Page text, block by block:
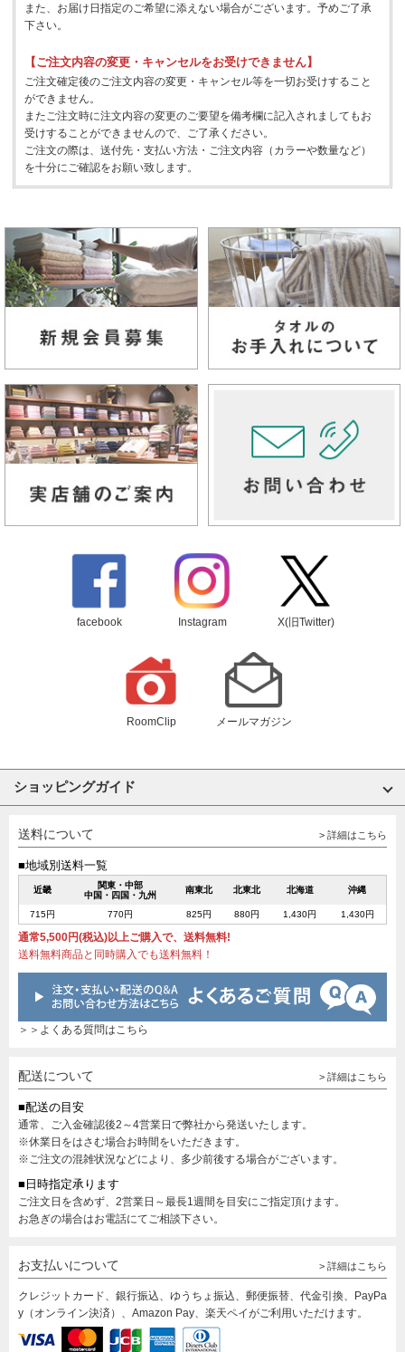
また、お届け日指定のご希望に添えない場合がございます。予めご了承
下さい。
【ご注文内容の変更・キャンセルをお受けできません】
ご注文確定後のご注文内容の変更・キャンセル等を一切お受けすること
ができません。
またご注文時に注文内容の変更のご要望を備考欄に記入されましてもお
受けすることができませんので、ご了承ください。
ご注文の際は、送付先・支払い方法・ご注文内容（カラーや数量など）
を十分にご確認をお願い致します。
facebook Instagram X(旧Twitter)
RoomClip メールマガジン
ショッピングガイド
送料について > 詳細はこちら
■地域別送料一覧
近畿
関東・中部
中国・四国・九州
南東北 北東北 北海道 沖縄
715円 770円 825円 880円 1,430円 1,430円
通常5,500円(税込)以上ご購入で、送料無料!
送料無料商品と同時購入でも送料無料！
＞＞よくある質問はこちら
配送について > 詳細はこちら
■配送の目安
通常、ご入金確認後2～4営業日で弊社から発送いたします。
※休業日をはさむ場合お時間をいただきます。
※ご注文の混雑状況などにより、多少前後する場合がございます。
■日時指定承ります
ご注文日を含めず、2営業日～最長1週間を目安にご指定頂けます。
お急ぎの場合はお電話にてご相談下さい。
お支払いについて > 詳細はこちら
クレジットカード、銀行振込、ゆうちょ振込、郵便振替、代金引換、PayPa
y（オンライン決済）、Amazon Pay、楽天ペイがご利用いただけます。